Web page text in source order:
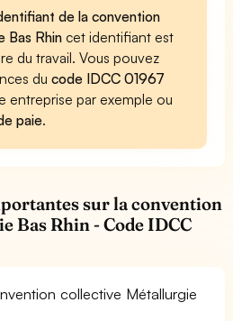
de la convention
Bas Rhin cet identifiant est
du travail. Vous pouvez
ducode IDCC 01967
entreprise par exemple ou
paie.
sur la convention
Bas Rhin - Code IDCC
collective Métallurgie